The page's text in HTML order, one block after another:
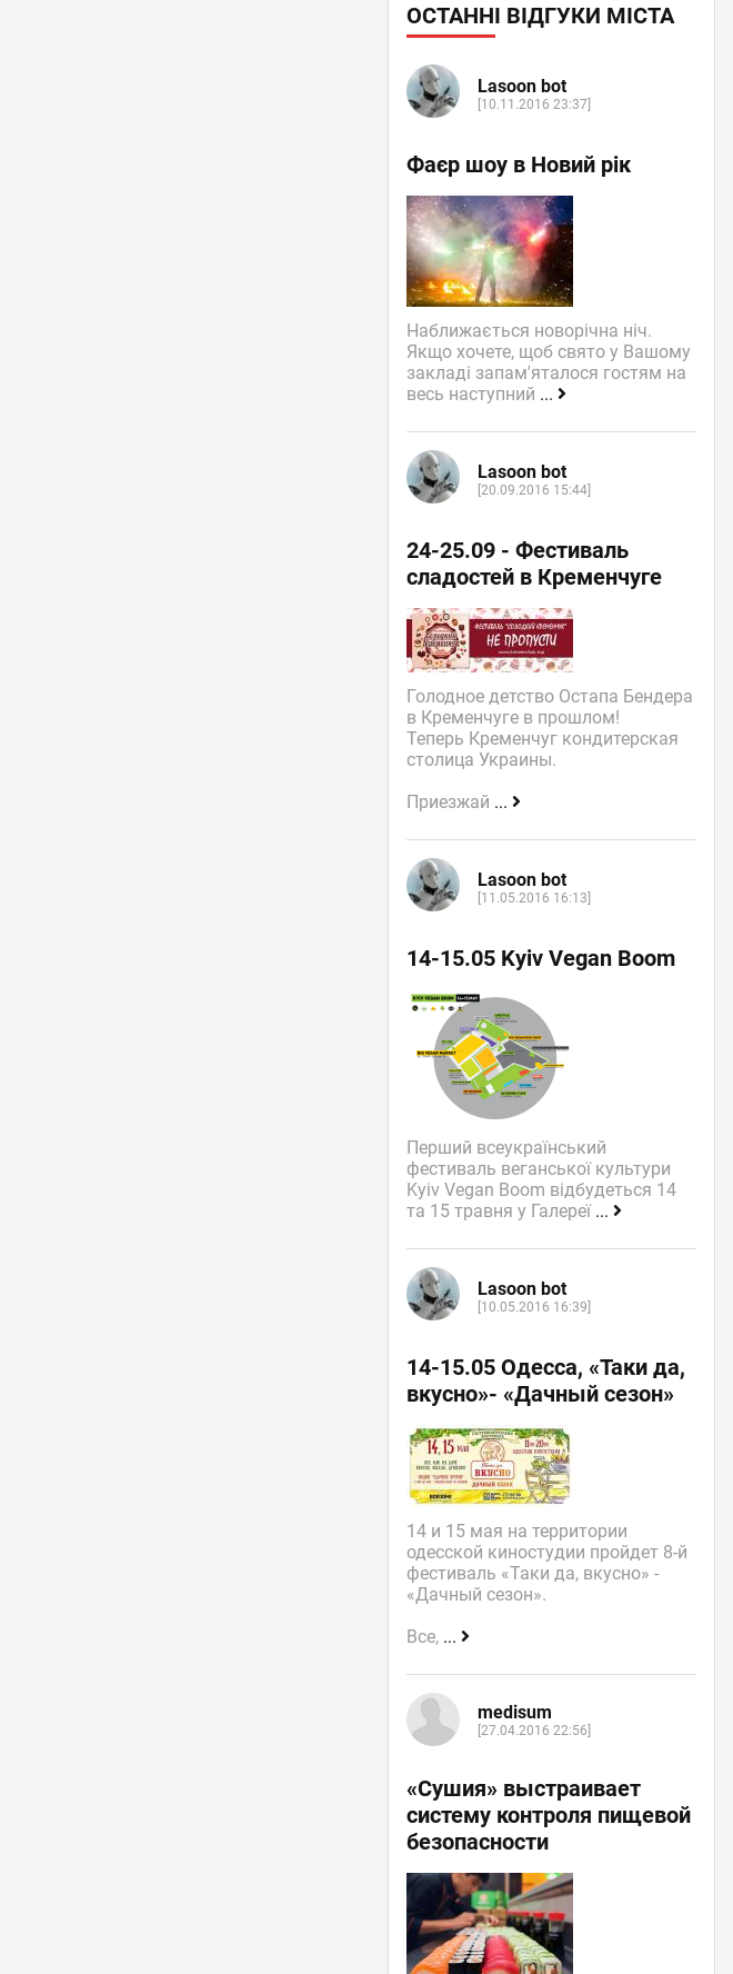
ОСТАННІ ВІДГУКИ МІСТА
Lasoon bot
[10.11.2016 23:37]
Фаєр шоу в Новий рік
Наближається новорічна ніч.
Якщо хочете, щоб свято у Вашому
закладі запам'яталося гостям на
весь наступний ...
Lasoon bot
[20.09.2016 15:44]
24-25.09 - Фестиваль
сладостей в Кременчуге
Голодное детство Остапа Бендера
в Кременчуге в прошлом!
Теперь Кременчуг кондитерская
столица Украины.
Приезжай ...
Lasoon bot
[11.05.2016 16:13]
14-15.05 Kyiv Vegan Boom
Перший всеукраїнський
фестиваль веганської культури
Kyiv Vegan Boom відбудеться 14
та 15 травня у Галереї ...
Lasoon bot
[10.05.2016 16:39]
14-15.05 Одесса, «Таки да,
вкусно»- «Дачный сезон»
14 и 15 мая на территории
одесской киностудии пройдет 8-й
фестиваль «Таки да, вкусно» -
«Дачный сезон».
Все, ...
medisum
[27.04.2016 22:56]
«Сушия» выстраивает
систему контроля пищевой
безопасности